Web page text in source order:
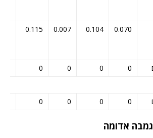
0.070
0.104
0.007
0.115
0
0
0
0
0
0
0
0
אדומה